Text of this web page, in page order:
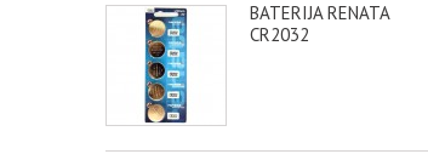
BATERIJA RENATA
CR2032